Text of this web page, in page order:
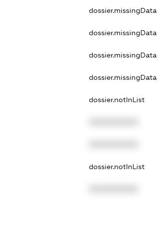
dossier.missingData
dossier.missingData
dossier.missingData
dossier.missingData
dossier.notInList
dossier.notInList